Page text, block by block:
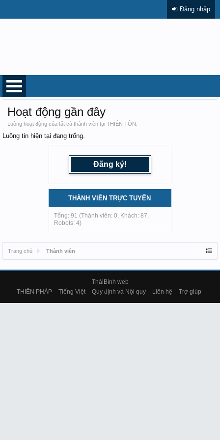
Đăng nhập
Trang chủ
Hoạt động gần đây
Luồng hoạt động của tất cả thành viên tại THIÊN TÔN.
Luồng tin hiện tại đang trống.
Đăng ký!
THÀNH VIÊN TRỰC TUYẾN
Tổng: 91 (Thành viên: 0, Khách: 87,
Robots: 4)
Trang chủ Thành viên
TháiBình web
THIÊN PHÁP
Tiếng Việt Quy định và Nội quy Liên hệ Trợ giúp